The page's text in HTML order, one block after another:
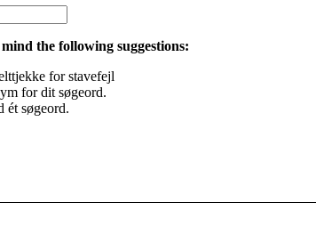
the following suggestions:
for stavefejl
for dit søgeord.
ét søgeord.